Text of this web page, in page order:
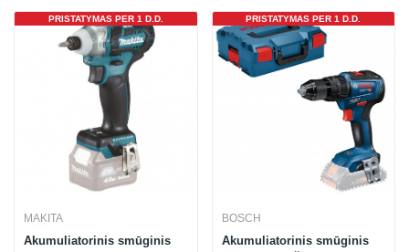
PRISTATYMAS PER 1 D.D.
MAKITA
Akumuliatorinis smūginis
PRISTATYMAS PER 1 D.D.
BOSCH
Akumuliatorinis smūginis